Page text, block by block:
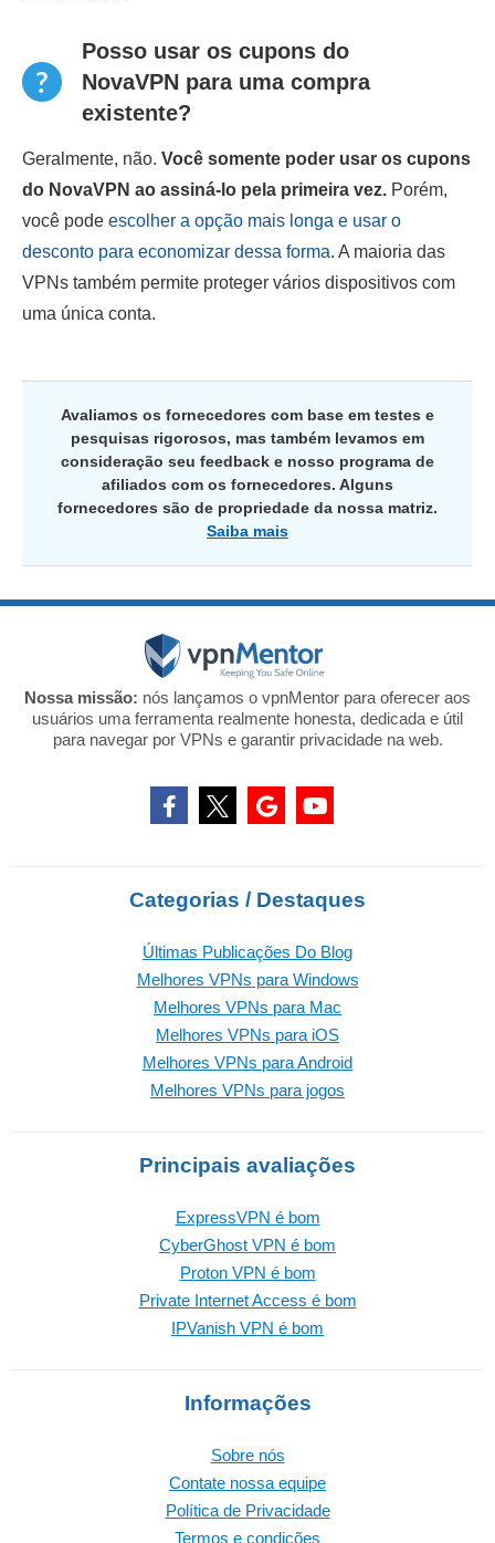
Posso usar os cupons do
NovaVPN para uma compra
existente?
Geralmente, não. Você somente poder usar os cupons
do NovaVPN ao assiná-lo pela primeira vez. Porém,
você pode escolher a opção mais longa e usar o
desconto para economizar dessa forma. A maioria das
VPNs também permite proteger vários dispositivos com
uma única conta.
Avaliamos os fornecedores com base em testes e
pesquisas rigorosos, mas também levamos em
consideração seu feedback e nosso programa de
afiliados com os fornecedores. Alguns
fornecedores são de propriedade da nossa matriz.
Saiba mais
Nossa missão: nós lançamos o vpnMentor para oferecer aos
usuários uma ferramenta realmente honesta, dedicada e útil
para navegar por VPNs e garantir privacidade na web.
Categorias / Destaques
Últimas Publicações Do Blog
Melhores VPNs para Windows
Melhores VPNs para Mac
Melhores VPNs para iOS
Melhores VPNs para Android
Melhores VPNs para jogos
Principais avaliações
ExpressVPN é bom
CyberGhost VPN é bom
Proton VPN é bom
Private Internet Access é bom
IPVanish VPN é bom
Informações
Sobre nós
Contate nossa equipe
Política de Privacidade
Termos e condições